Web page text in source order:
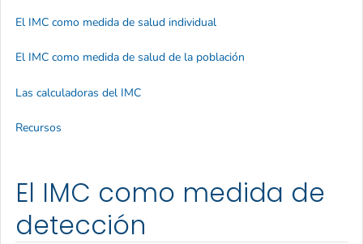
El IMC como medida de
detección
El IMC como medida de salud individual
El IMC como medida de salud de la población
Las calculadoras del IMC
Recursos